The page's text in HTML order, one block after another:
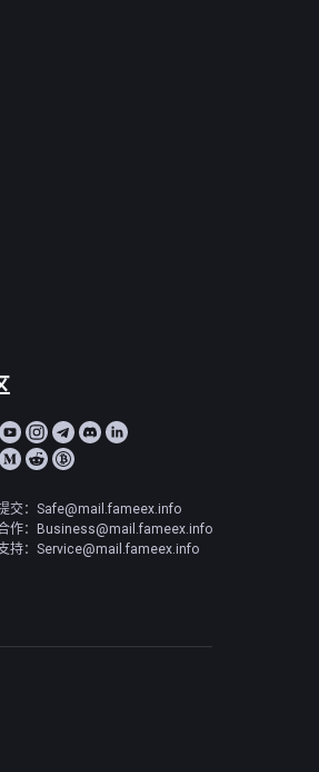
交：Safe@mail.fameex.info
作：Business@mail.fameex.info
持：Service@mail.fameex.info